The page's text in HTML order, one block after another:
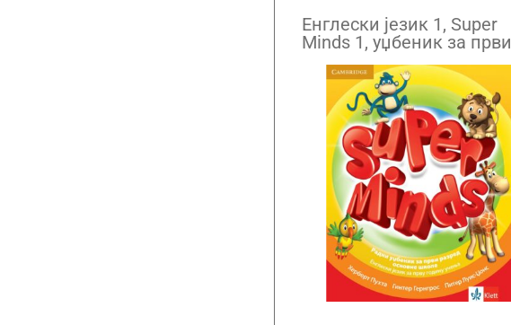
Енглески језик 1, Super
Minds 1, уџбеник за први
разред са QR кодом